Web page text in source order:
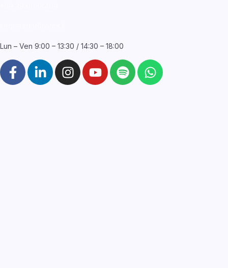
Lun – Ven 9:00 – 13:30 / 14:30 – 18:00